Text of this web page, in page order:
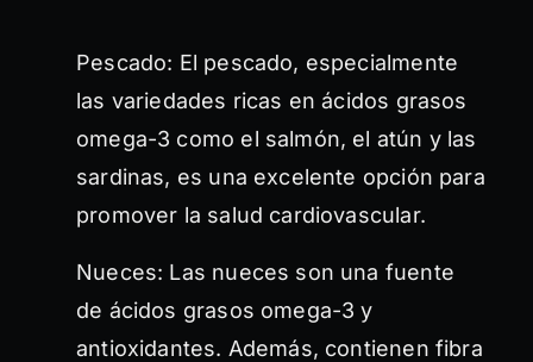
Pescado: El pescado, especialmente
las variedades ricas en ácidos grasos
omega-3 como el salmón, el atún y las
sardinas, es una excelente opción para
promover la salud cardiovascular.
Nueces: Las nueces son una fuente
de ácidos grasos omega-3 y
antioxidantes. Además, contienen fibra